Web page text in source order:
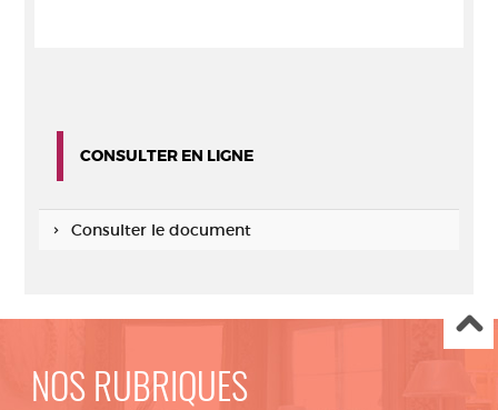
CONSULTER EN LIGNE
Consulter le document
NOS RUBRIQUES